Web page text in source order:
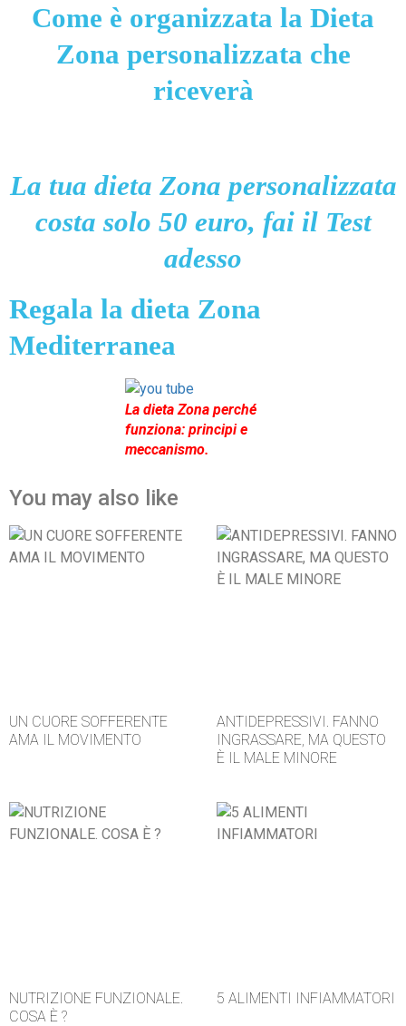
Come è organizzata la Dieta
Zona personalizzata che
riceverà
La tua dieta Zona personalizzata
costa solo 50 euro, fai il Test
adesso
Regala la dieta Zona
Mediterranea
La dieta Zona perché
funziona: principi e
meccanismo.
You may also like
UN CUORE SOFFERENTE
AMA IL MOVIMENTO
ANTIDEPRESSIVI. FANNO
INGRASSARE, MA QUESTO
È IL MALE MINORE
NUTRIZIONE FUNZIONALE.
COSA È ?
5 ALIMENTI INFIAMMATORI